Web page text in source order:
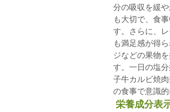
分の吸収を緩
も大切で、食
す。さらに、
も満足感が得
ジなどの果物
す。一日の塩
子牛カルビ焼
の食事で意識
栄養成分表